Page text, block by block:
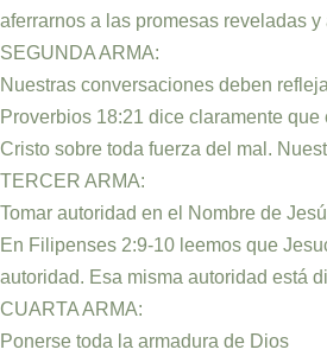
aferrarnos a las promesas reveladas
SEGUNDA ARMA:
Nuestras conversaciones deben
Proverbios 18:21 dice claramente
Cristo sobre toda fuerza del mal.
TERCER ARMA:
Tomar autoridad en el Nombre de
En Filipenses 2:9-10 leemos que
autoridad. Esa misma autoridad está
CUARTA ARMA:
Ponerse toda la armadura de Dios